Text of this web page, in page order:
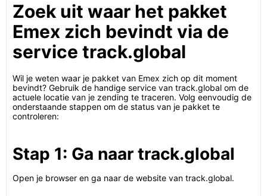
Zoek uit waar het pakket
Emex zich bevindt via de
service track.global
Wil je weten waar je pakket van Emex zich op dit moment
bevindt? Gebruik de handige service van track.global om de
actuele locatie van je zending te traceren. Volg eenvoudig de
onderstaande stappen om de status van je pakket te
controleren:
Stap 1: Ga naar track.global
Open je browser en ga naar de website van track.global.